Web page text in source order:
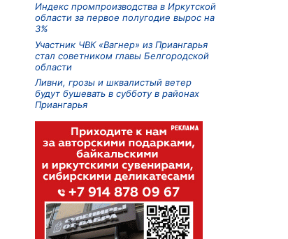
Индекс промпроизводства в Иркутской
области за первое полугодие вырос на
3%
Участник ЧВК «Вагнер» из Приангарья
стал советником главы Белгородской
области
Ливни, грозы и шквалистый ветер
будут бушевать в субботу в районах
Приангарья